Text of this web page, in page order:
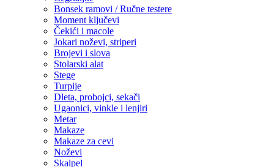
Bonsek ramovi / Ručne testere
Moment ključevi
Čekići i macole
Jokari noževi, striperi
Brojevi i slova
Stolarski alat
Stege
Turpije
Dleta, probojci, sekači
Ugaonici, vinkle i lenjiri
Metar
Makaze
Makaze za cevi
Noževi
Skalpel